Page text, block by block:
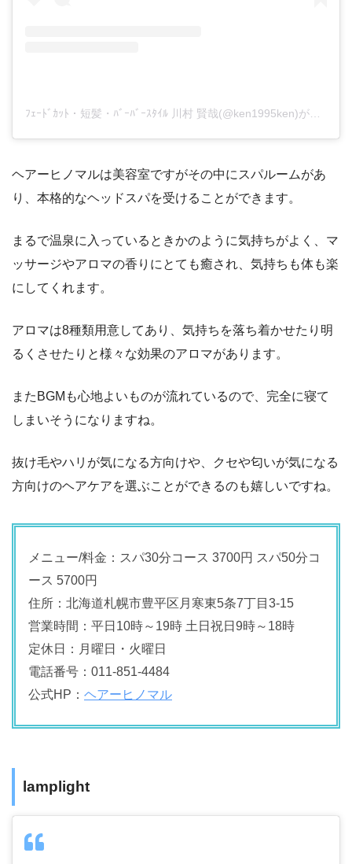
ヘアーヒノマルは美容室ですがその中にスパルームがあ
り、本格的なヘッドスパを受けることができます。
まるで温泉に入っているときかのように気持ちがよく、マ
ッサージやアロマの香りにとても癒され、気持ちも体も楽
にしてくれます。
アロマは8種類用意してあり、気持ちを落ち着かせたり明
るくさせたりと様々な効果のアロマがあります。
またBGMも心地よいものが流れているので、完全に寝て
しまいそうになりますね。
抜け毛やハリが気になる方向けや、クセや匂いが気になる
方向けのヘアケアを選ぶことができるのも嬉しいですね。
メニュー/料金：スパ30分コース 3700円 スパ50分コ
ース 5700円
住所：北海道札幌市豊平区月寒東5条7丁目3-15
営業時間：平日10時～19時 土日祝日9時～18時
定休日：月曜日・火曜日
電話番号：011-851-4484
公式HP： ヘアーヒノマル
lamplight